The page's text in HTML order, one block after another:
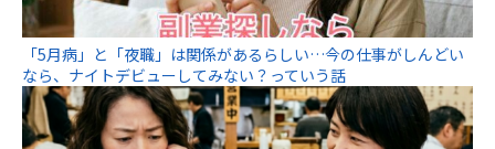
「5月病」と「夜職」は関係があるらしい…今の仕事がしんどい
なら、ナイトデビューしてみない？っていう話